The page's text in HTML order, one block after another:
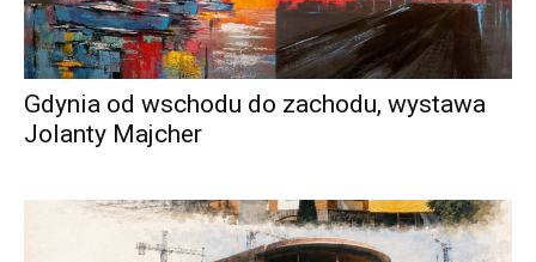
Gdynia od wschodu do zachodu, wystawa
Jolanty Majcher